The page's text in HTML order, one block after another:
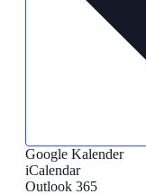
Google Kalender
iCalendar
Outlook 365